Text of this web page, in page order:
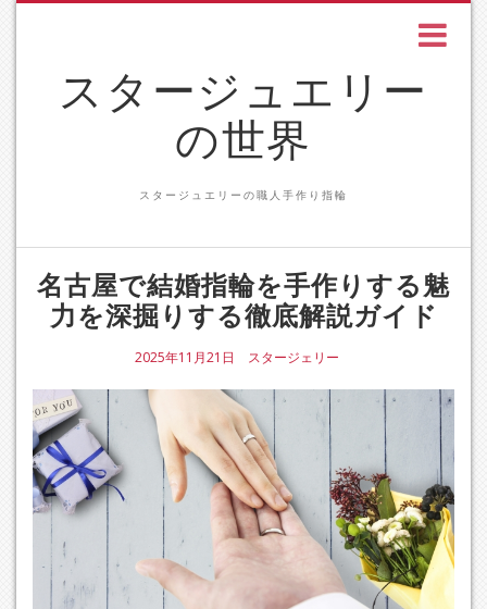
スタージュエリー
の世界
スタージュエリーの職人手作り指輪
名古屋で結婚指輪を手作りする魅
力を深掘りする徹底解説ガイド
2025年11月21日 スタージェリー